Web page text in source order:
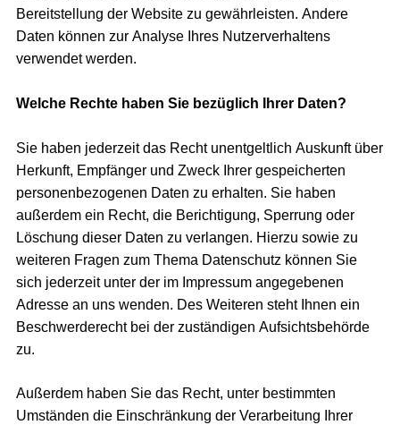
Bereitstellung der Website zu gewährleisten. Andere
Daten können zur Analyse Ihres Nutzerverhaltens
verwendet werden.
Welche Rechte haben Sie bezüglich Ihrer Daten?
Sie haben jederzeit das Recht unentgeltlich Auskunft über
Herkunft, Empfänger und Zweck Ihrer gespeicherten
personenbezogenen Daten zu erhalten. Sie haben
außerdem ein Recht, die Berichtigung, Sperrung oder
Löschung dieser Daten zu verlangen. Hierzu sowie zu
weiteren Fragen zum Thema Datenschutz können Sie
sich jederzeit unter der im Impressum angegebenen
Adresse an uns wenden. Des Weiteren steht Ihnen ein
Beschwerderecht bei der zuständigen Aufsichtsbehörde
zu.
Außerdem haben Sie das Recht, unter bestimmten
Umständen die Einschränkung der Verarbeitung Ihrer